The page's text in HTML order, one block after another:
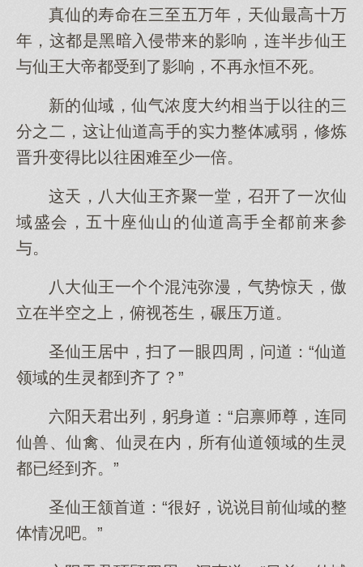
真仙的寿命在三至五万年，天仙最高十万
年，这都是黑暗入侵带来的影响，连半步仙王
与仙王大帝都受到了影响，不再永恒不死。
新的仙域，仙气浓度大约相当于以往的三
分之二，这让仙道高手的实力整体减弱，修炼
晋升变得比以往困难至少一倍。
这天，八大仙王齐聚一堂，召开了一次仙
域盛会，五十座仙山的仙道高手全都前来参
与。
八大仙王一个个混沌弥漫，气势惊天，傲
立在半空之上，俯视苍生，碾压万道。
圣仙王居中，扫了一眼四周，问道：“仙道
领域的生灵都到齐了？”
六阳天君出列，躬身道：“启禀师尊，连同
仙兽、仙禽、仙灵在内，所有仙道领域的生灵
都已经到齐。”
圣仙王颔首道：“很好，说说目前仙域的整
体情况吧。”